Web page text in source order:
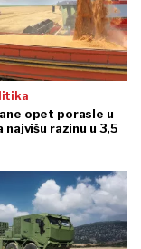
opet porasle u
najvišu razinu u 3,5